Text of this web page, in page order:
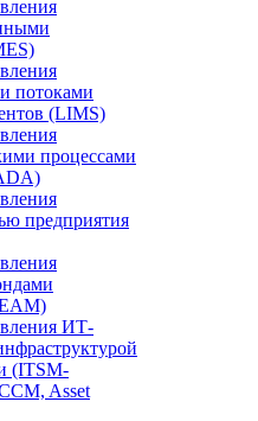
потоками
(LIMS)
процессами
предприятия
ИТ-
(ITSM-
Asset